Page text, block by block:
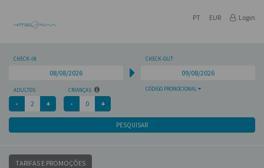
PT EUR Login
CHECK-IN CHECK-OUT
CÓDIGO PROMOCIONAL
ADULTOS CRIANÇAS
PESQUISAR
TARIFAS E PROMOÇÕES